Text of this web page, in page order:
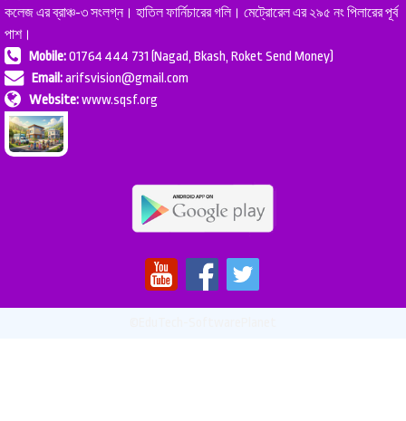
কলেজ এর ব্রাঞ্চ-৩ সংলগ্ন। হাতিল ফার্নিচারের গলি। মেট্রোরেল এর ২৯৫ নং পিলারের পূর্ব
পাশ।
Mobile:01764 444 731 (Nagad, Bkash, Roket Send Money)
Email:arifsvision@gmail.com
Website:www.sqsf.org